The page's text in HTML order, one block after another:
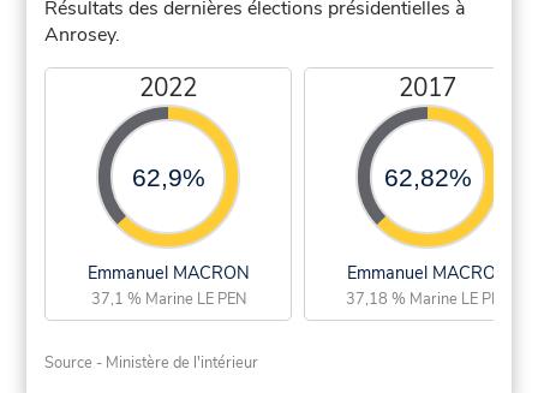
Résultats des dernières élections présidentielles à
Anrosey.
2022
62,9%
Emmanuel MACRON
37,1 % Marine LE PEN
2017
62,82%
Emmanuel MACRON
37,18 % Marine LE PEN
Source - Ministère de l'intérieur